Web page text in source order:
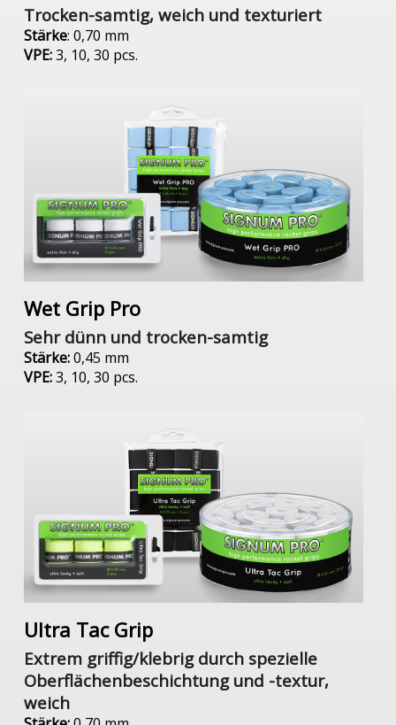
Trocken-samtig, weich und texturiert
Stärke: 0,70 mm
VPE:3, 10, 30 pcs.
Wet Grip Pro
Sehr dünn und trocken-samtig
Stärke:0,45 mm
VPE:3, 10, 30 pcs.
Ultra Tac Grip
Extrem griffig/klebrig durch spezielle
Oberflächenbeschichtung und -textur,
weich